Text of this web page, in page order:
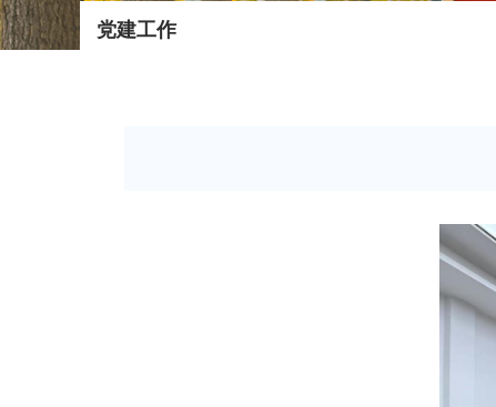
党建工作